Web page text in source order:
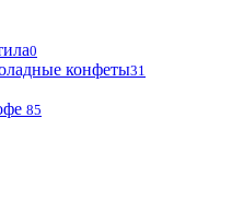
0
конфеты31
85